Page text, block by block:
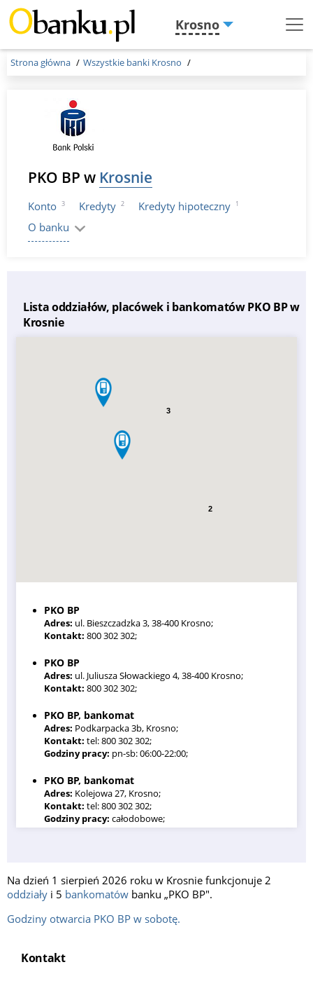
Krosno
Menu
Strona główna Wszystkie banki Krosno
PKO BP w Krosnie
Konto 3 Kredyty 2 Kredyty hipoteczny 1
O banku
Lista oddziałów, placówek i bankomatów PKO BP w
Krosnie
PKO BP
Adres: ul. Bieszczadzka 3, 38-400 Krosno;
Kontakt: 800 302 302;
PKO BP
Adres: ul. Juliusza Słowackiego 4, 38-400 Krosno;
Kontakt: 800 302 302;
PKO BP, bankomat
Adres: Podkarpacka 3b, Krosno;
Kontakt: tel: 800 302 302;
Godziny pracy: pn-sb: 06:00-22:00;
PKO BP, bankomat
Adres: Kolejowa 27, Krosno;
Kontakt: tel: 800 302 302;
Godziny pracy: całodobowe;
Godziny pracy:całodobowe;
Adres:Bieszczadzka 3, Krosno;
2
3
Na dzień 1 sierpień 2026 roku w Krosnie funkcjonuje 2
oddziały i 5 bankomatów banku „PKO BP".
Godziny otwarcia PKO BP w sobotę.
Kontakt